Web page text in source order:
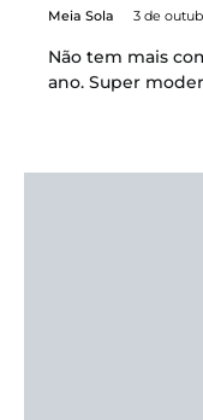
Meia Sola 3 de
Não tem mais
ano. Super